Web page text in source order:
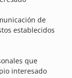
de
establecidos
que
interesado